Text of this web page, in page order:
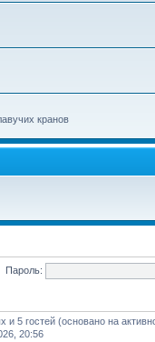
кранов
Пароль:
и 5 гостей (основано на
20:56